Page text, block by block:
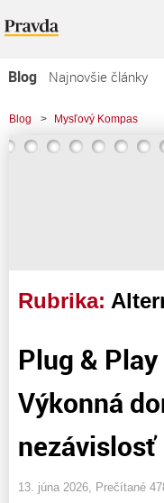
Blog
Najnovšie články
Najčítanejšie články
Najkomentovanejšie
Blog > Mysľový Kompas
Rubrika:
Plug &
Výkonná
nezávislosť
13. júna 2026, Prečítané